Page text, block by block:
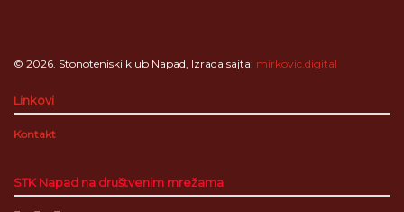
© 2026. Stonoteniski klub Napad, Izrada sajta: mirkovic.digital
Linkovi
Kontakt
STK Napad na društvenim mrežama